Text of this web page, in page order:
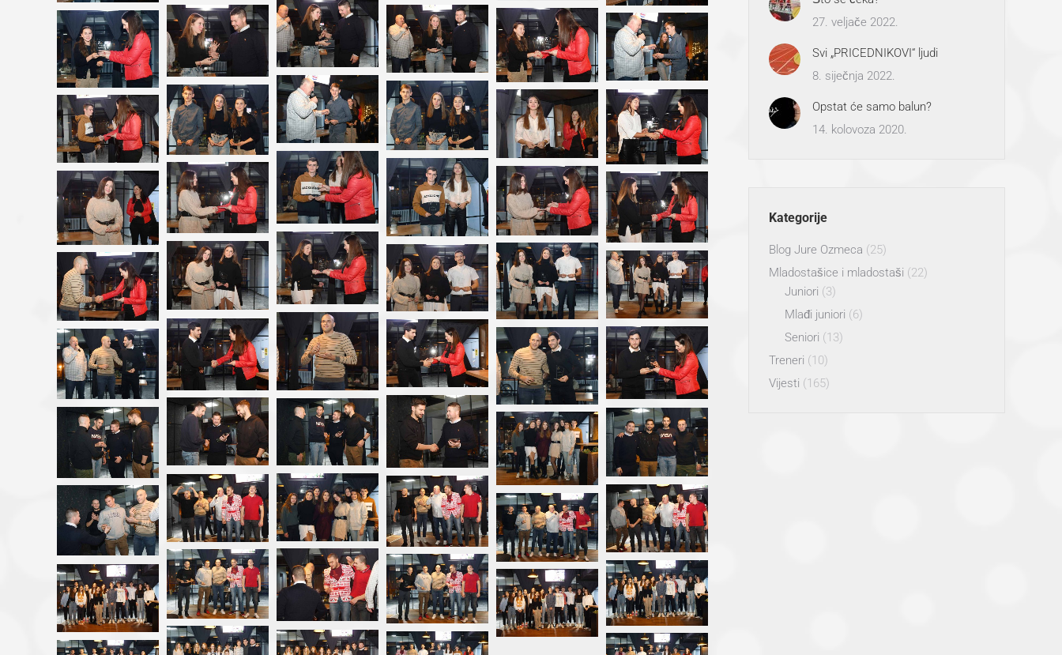
27. veljače 2022.
Svi „PRICEDNIKOVI“ ljudi
8. siječnja 2022.
Opstat će samo balun?
14. kolovoza 2020.
Kategorije
Blog Jure Ozmeca (25)
Mladostašice i mladostaši (22)
Juniori (3)
Mlađi juniori (6)
Seniori (13)
Treneri (10)
Vijesti (165)